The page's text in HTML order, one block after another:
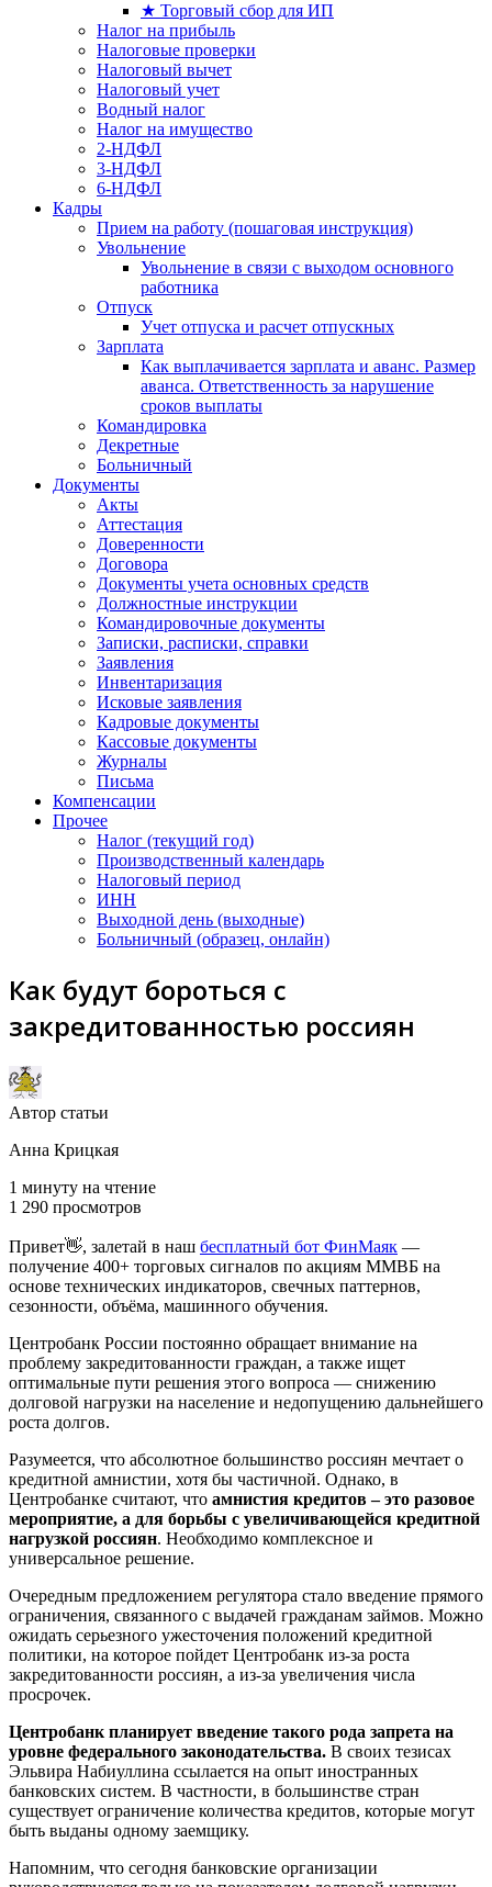
★ Торговый сбор для ИП
Налог на прибыль
Налоговые проверки
Налоговый вычет
Налоговый учет
Водный налог
Налог на имущество
2-НДФЛ
3-НДФЛ
6-НДФЛ
Кадры
Прием на работу (пошаговая инструкция)
Увольнение
Увольнение в связи с выходом основного
работника
Отпуск
Учет отпуска и расчет отпускных
Зарплата
Как выплачивается зарплата и аванс. Размер
аванса. Ответственность за нарушение
сроков выплаты
Командировка
Декретные
Больничный
Документы
Акты
Аттестация
Доверенности
Договора
Документы учета основных средств
Должностные инструкции
Командировочные документы
Записки, расписки, справки
Заявления
Инвентаризация
Исковые заявления
Кадровые документы
Кассовые документы
Журналы
Письма
Компенсации
Прочее
Налог (текущий год)
Производственный календарь
Налоговый период
ИНН
Выходной день (выходные)
Больничный (образец, онлайн)
Как будут бороться с
закредитованностью россиян
Автор статьи
Анна Крицкая
1 минуту на чтение
1 290 просмотров
Привет👋, залетай в наш бесплатный бот ФинМаяк —
получение 400+ торговых сигналов по акциям ММВБ на
основе технических индикаторов, свечных паттернов,
сезонности, объёма, машинного обучения.
Центробанк России постоянно обращает внимание на
проблему закредитованности граждан, а также ищет
оптимальные пути решения этого вопроса — снижению
долговой нагрузки на население и недопущению дальнейшего
роста долгов.
Разумеется, что абсолютное большинство россиян мечтает о
кредитной амнистии, хотя бы частичной. Однако, в
Центробанке считают, что амнистия кредитов – это разовое
мероприятие, а для борьбы с увеличивающейся кредитной
нагрузкой россиян. Необходимо комплексное и
универсальное решение.
Очередным предложением регулятора стало введение прямого
ограничения, связанного с выдачей гражданам займов. Можно
ожидать серьезного ужесточения положений кредитной
политики, на которое пойдет Центробанк из-за роста
закредитованности россиян, а из-за увеличения числа
просрочек.
Центробанк планирует введение такого рода запрета на
уровне федерального законодательства. В своих тезисах
Эльвира Набиуллина ссылается на опыт иностранных
банковских систем. В частности, в большинстве стран
существует ограничение количества кредитов, которые могут
быть выданы одному заемщику.
Напомним, что сегодня банковские организации